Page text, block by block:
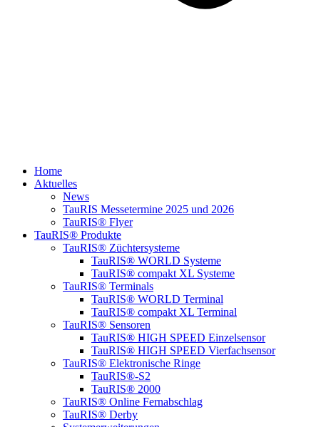
Home
Aktuelles
News
TauRIS Messetermine 2025 und 2026
TauRIS® Flyer
TauRIS® Produkte
TauRIS® Züchtersysteme
TauRIS® WORLD Systeme
TauRIS® compakt XL Systeme
TauRIS® Terminals
TauRIS® WORLD Terminal
TauRIS® compakt XL Terminal
TauRIS® Sensoren
TauRIS® HIGH SPEED Einzelsensor
TauRIS® HIGH SPEED Vierfachsensor
TauRIS® Elektronische Ringe
TauRIS®-S2
TauRIS® 2000
TauRIS® Online Fernabschlag
TauRIS® Derby